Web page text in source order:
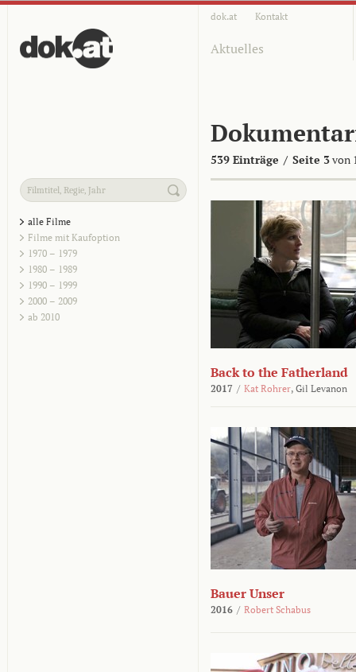
dok.at Kontakt
Aktuelles
539 Einträge / Seite 3von
alle Filme
Filme mit Kaufoption
1970 – 1979
1980 – 1989
1990 – 1999
2000 – 2009
ab 2010
Back to the Fatherland
2017 / Kat Rohrer, Gil Levanon
Bauer Unser
2016 / Robert Schabus